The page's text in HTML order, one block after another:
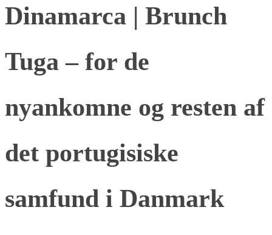
Dinamarca | Brunch
Tuga – for de
nyankomne og resten af
det portugisiske
samfund i Danmark